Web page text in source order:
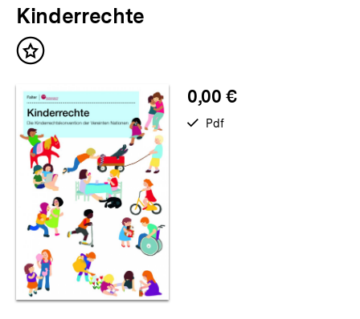
Kinderrechte
Inhalt
0,00 €
verfügbar
Pdf